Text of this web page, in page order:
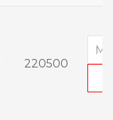
220500